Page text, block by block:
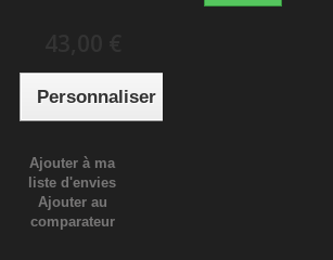
Personnaliser
Ajouter à ma
liste d'envies
Ajouter au
comparateur